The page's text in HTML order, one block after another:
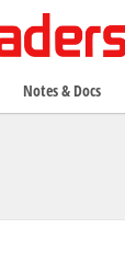
Notes & Docs